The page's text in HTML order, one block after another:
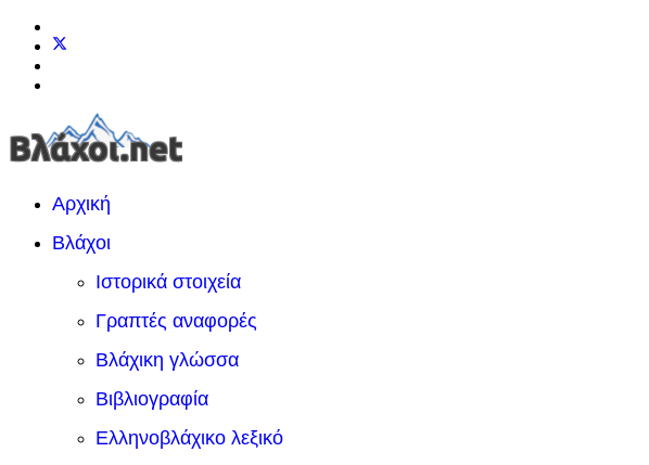
Αρχική
Βλάχοι
Ιστορικά στοιχεία
Γραπτές αναφορές
Βλάχικη γλώσσα
Βιβλιογραφία
Ελληνοβλάχικο λεξικό